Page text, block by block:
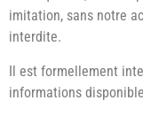
imitation, sans notre
interdite.
Il est formellement
informations